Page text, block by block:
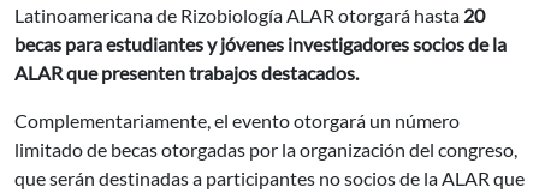
Latinoamericana de Rizobiología ALAR otorgará hasta 20
becas para estudiantes y jóvenes investigadores socios de la
ALAR que presenten trabajos destacados.
Complementariamente, el evento otorgará un número
limitado de becas otorgadas por la organización del congreso,
que serán destinadas a participantes no socios de la ALAR que